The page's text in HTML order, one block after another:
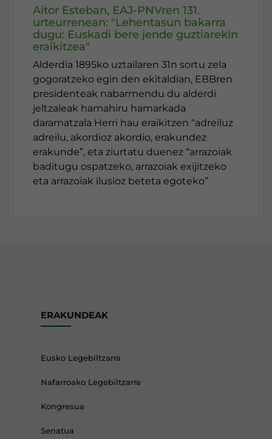
Aitor Esteban, EAJ-PNVren 131.
urteurrenean: "Lehentasun bakarra
dugu: Euskadi bere jende guztiarekin
eraikitzea"
Alderdia 1895ko uztailaren 31n sortu zela
gogoratzeko egin den ekitaldian, EBBren
presidenteak nabarmendu du alderdi
jeltzaleak hamahiru hamarkada
daramatzala Herri hau eraikitzen “adreiluz
adreilu, akordioz akordio, erakundez
erakunde”, eta ziurtatu duenez “arrazoiak
baditugu ospatzeko, arrazoiak exijitzeko
eta arrazoiak ilusioz beteta egoteko”
ERAKUNDEAK
Eusko Legebiltzarra
Nafarroako Legebiltzarra
Kongresua
Senatua